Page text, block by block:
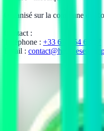
Organisé sur la commune de
Contact :
Téléphone : +33 6 79 54 69 07
Email :